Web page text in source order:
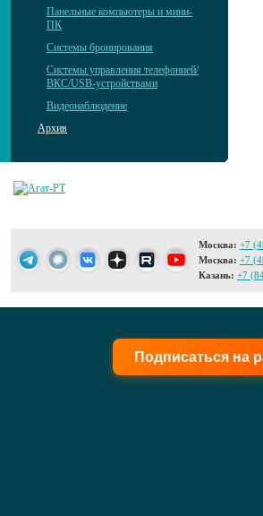
Панельные компьютеры и мини-
ПК
Системы бронирования
Системы управления телефонией/
ВКС/USB-устройствами
Видеонаблюдение
Архив
Москва: +7
Москва: +7
Казань: +7
Подписаться на